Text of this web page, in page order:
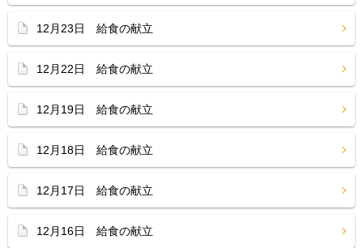
12月23日 給食の献立
12月22日 給食の献立
12月19日 給食の献立
12月18日 給食の献立
12月17日 給食の献立
12月16日 給食の献立